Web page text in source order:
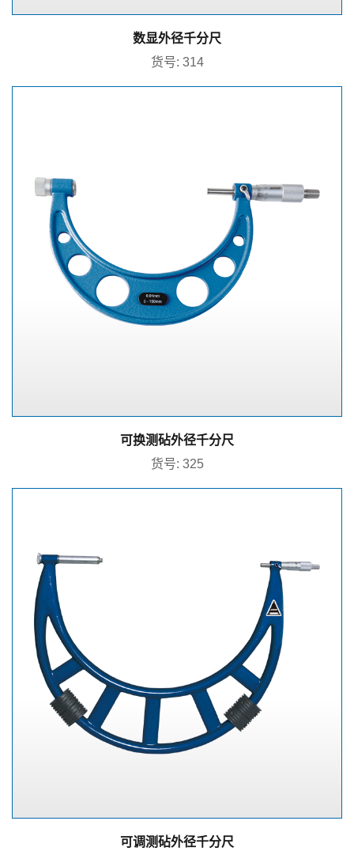
数显外径千分尺
货号: 314
可换测砧外径千分尺
货号: 325
可调测砧外径千分尺